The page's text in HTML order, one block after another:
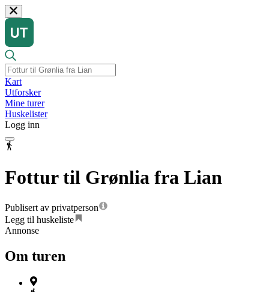
Kart
Utforsker
Mine turer
Huskelister
Logg inn
Fottur til Grønlia fra Lian
Publisert av privatperson
Legg til huskeliste
Annonse
Om turen